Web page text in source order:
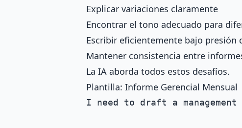
Explicar variaciones claramente
Encontrar el tono adecuado para
Escribir eficientemente bajo presión
Mantener consistencia entre
La IA aborda todos estos desafíos.
Plantilla: Informe Gerencial Mensual
I need to draft a